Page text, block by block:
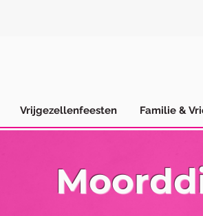
Vrijgezellenfeesten Familie &